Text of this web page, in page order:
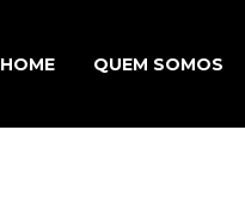
HOME QUEM SOMOS